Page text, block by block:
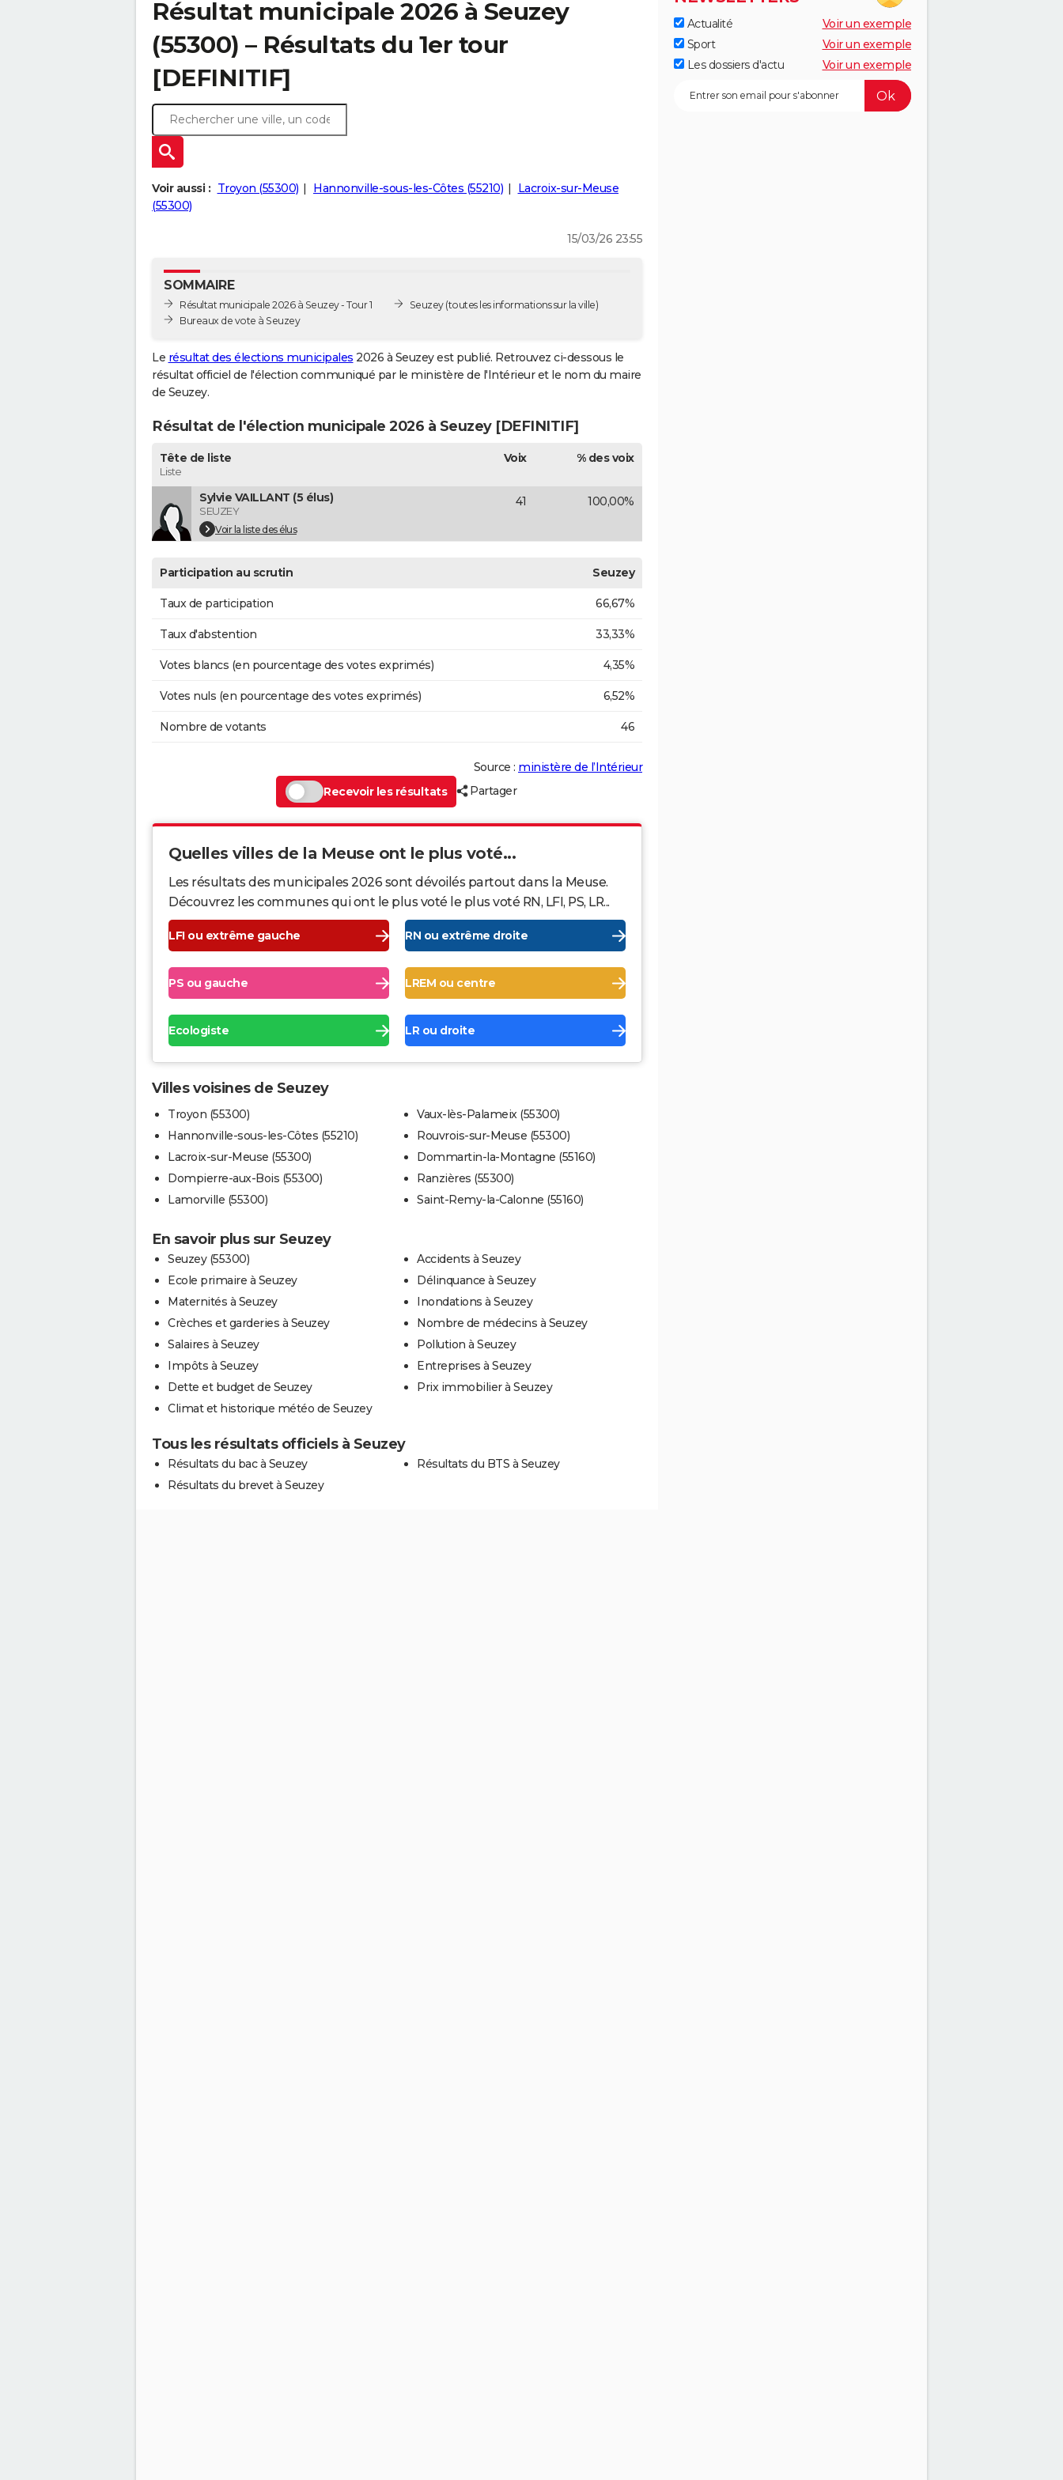
Résultat municipale 2026 à Seuzey
(55300) – Résultats du 1er tour
[DEFINITIF]
Voir aussi : Troyon (55300) Hannonville-sous-les-Côtes (55210)
Lacroix-sur-Meuse
(55300)
15/03/26 23:55
SOMMAIRE
Résultat municipale 2026 à Seuzey - Tour 1
Bureaux de vote à Seuzey
Seuzey(toutes les informations sur la ville)
Le résultat des élections municipales 2026 à Seuzey est publié. Retrouvez ci-dessous le
résultat officiel de l'élection communiqué par le ministère de l'Intérieur et le nom du maire
de Seuzey.
Résultat de l'élection municipale 2026 à Seuzey [DEFINITIF]
Tête de liste
Liste
Voix % des voix
Sylvie VAILLANT (5 élus)
SEUZEY
Voir la liste des élus
41 100,00%
Participation au scrutin Seuzey
Taux de participation 66,67%
Taux d'abstention 33,33%
Votes blancs (en pourcentage des votes exprimés) 4,35%
Votes nuls (en pourcentage des votes exprimés) 6,52%
Nombre de votants 46
Source : ministère de l’Intérieur
Recevoir les résultats
Partager
Quelles villes de la Meuse ont le plus voté...
Les résultats des municipales 2026 sont dévoilés partout dans la Meuse.
Découvrez les communes qui ont le plus voté le plus voté RN, LFI, PS, LR...
LFI ou extrême gauche RN ou extrême droite
PS ou gauche LREM ou centre
Ecologiste LR ou droite
Villes voisines de Seuzey
Troyon (55300)
Hannonville-sous-les-Côtes (55210)
Lacroix-sur-Meuse (55300)
Dompierre-aux-Bois (55300)
Lamorville (55300)
Vaux-lès-Palameix (55300)
Rouvrois-sur-Meuse (55300)
Dommartin-la-Montagne (55160)
Ranzières (55300)
Saint-Remy-la-Calonne (55160)
En savoir plus sur Seuzey
Seuzey (55300)
Ecole primaire à Seuzey
Maternités à Seuzey
Crèches et garderies à Seuzey
Salaires à Seuzey
Impôts à Seuzey
Dette et budget de Seuzey
Climat et historique météo de Seuzey
Accidents à Seuzey
Délinquance à Seuzey
Inondations à Seuzey
Nombre de médecins à Seuzey
Pollution à Seuzey
Entreprises à Seuzey
Prix immobilier à Seuzey
Tous les résultats officiels à Seuzey
Résultats du bac à Seuzey
Résultats du brevet à Seuzey
Résultats du BTS à Seuzey
Actualité
Voir un exemple
Sport
Voir un exemple
Les dossiers d'actu
Voir un exemple